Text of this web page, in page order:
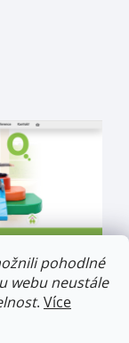
pohodlné
webu neustále
. Více